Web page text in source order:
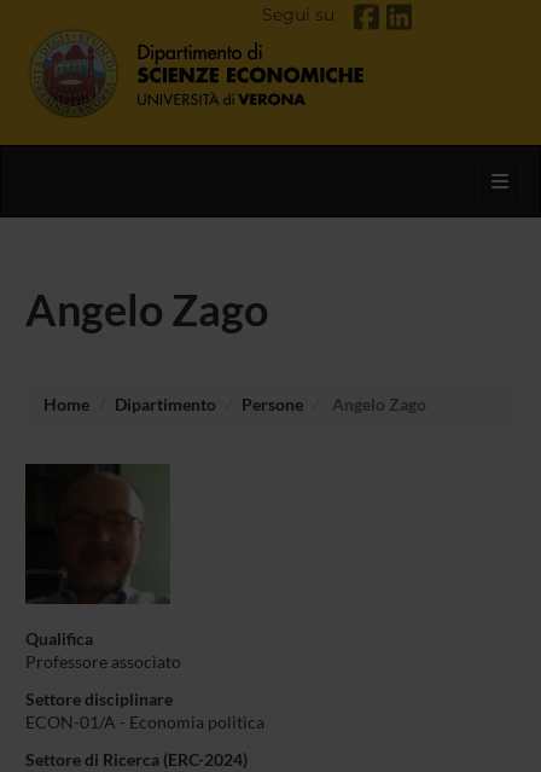
Segui su
Angelo Zago
Home Dipartimento Persone Angelo Zago
Qualifica
Professore associato
Settore disciplinare
ECON-01/A - Economia politica
Settore di Ricerca (ERC-2024)